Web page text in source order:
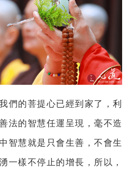
們的菩提心已經到家了，利
法的智慧任運呈現，毫不造
智慧就是只會生善，不會生
一樣不停止的增長，所以，